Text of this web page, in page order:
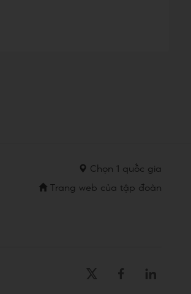
Chọn 1 quốc gia
Trang web của tập đoàn